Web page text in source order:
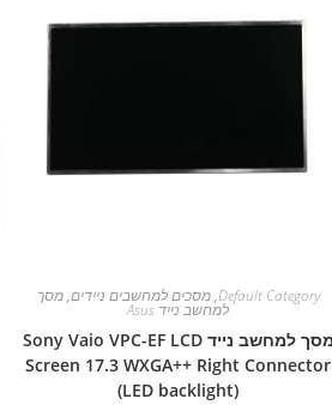
Default Category
,מסכים למחשבים ניידים,מסך
למחשב נייד Asus
מסך למחשב נייד Sony Vaio VPC-EF LCD
Screen 17.3 WXGA++ Right Connector
(LED backlight)